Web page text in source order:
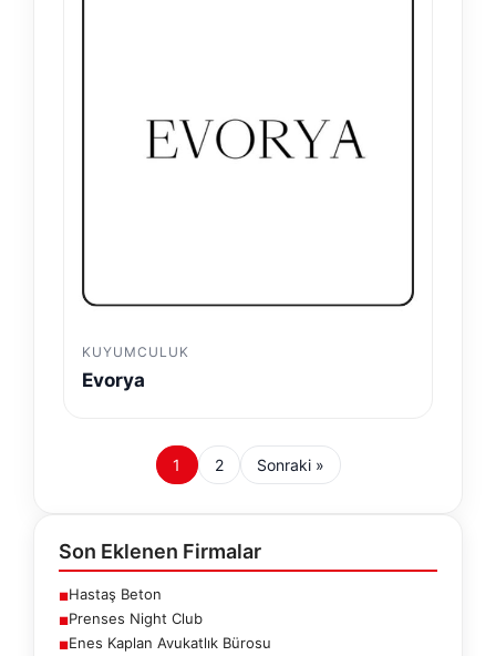
KUYUMCULUK
Evorya
1 2 Sonraki »
Son Eklenen Firmalar
■Hastaş Beton
■Prenses Night Club
■Enes Kaplan Avukatlık Bürosu